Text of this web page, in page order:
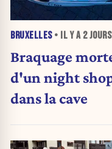
BRUXELLES• IL Y A 2 JOURS
Braquage
d'un night
dans la cave